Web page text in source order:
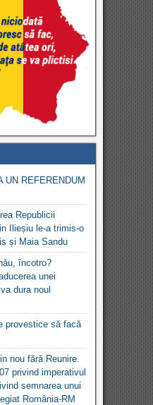
UN REFERENDUM
Republicii
Ilieșiu le-a trimis-o
și Maia Sandu
încotro?
unei
dura noul
provestice să facă
nou fără Reunire.
privind imperativul
semnarea unui
România-RM